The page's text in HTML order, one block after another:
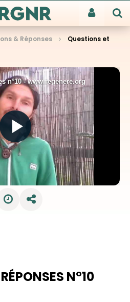
& Réponses
Questions et
N°10